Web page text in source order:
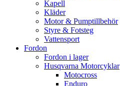
Kapell
Kläder
Motor & Pumptillbehör
Styre & Fotsteg
Vattensport
Fordon
Fordon i lager
Husqvarna Motorcyklar
Motocross
Enduro